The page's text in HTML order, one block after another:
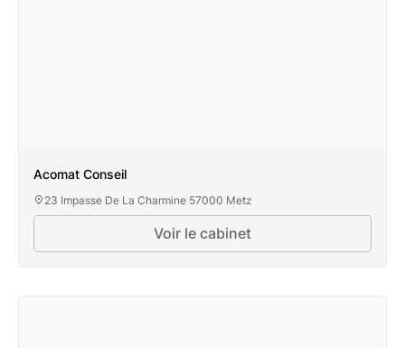
Acomat Conseil
23 Impasse De La Charmine 57000 Metz
Voir le cabinet